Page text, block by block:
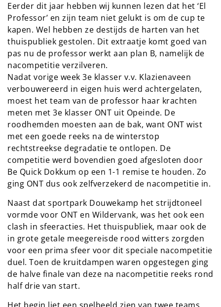
Eerder dit jaar hebben wij kunnen lezen dat het ‘El
Professor’ en zijn team niet gelukt is om de cup te
kapen. Wel hebben ze destijds de harten van het
thuispubliek gestolen. Dit extraatje komt goed van
pas nu de professor werkt aan plan B, namelijk de
nacompetitie verzilveren.
Nadat vorige week 3e klasser v.v. Klazienaveen
verbouwereerd in eigen huis werd achtergelaten,
moest het team van de professor haar krachten
meten met 3e klasser ONT uit Opeinde. De
roodhemden moesten aan de bak, want ONT wist
met een goede reeks na de winterstop
rechtstreekse degradatie te ontlopen. De
competitie werd bovendien goed afgesloten door
Be Quick Dokkum op een 1-1 remise te houden. Zo
ging ONT dus ook zelfverzekerd de nacompetitie in.
Naast dat sportpark Douwekamp het strijdtoneel
vormde voor ONT en Wildervank, was het ook een
clash in sfeeracties. Het thuispubliek, maar ook de
in grote getale meegereisde rood witters zorgden
voor een prima sfeer voor dit speciale nacompetitie
duel. Toen de kruitdampen waren opgestegen ging
de halve finale van deze na nacompetitie reeks rond
half drie van start.